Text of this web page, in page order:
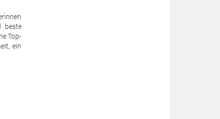
beste
Top-
ein